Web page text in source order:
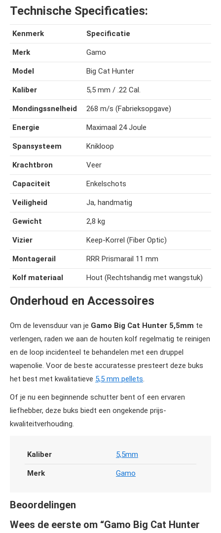
Technische Specificaties:
Kenmerk Specificatie
Merk Gamo
Model Big Cat Hunter
Kaliber 5,5 mm / .22 Cal.
Mondingssnelheid 268 m/s (Fabrieksopgave)
Energie Maximaal 24 Joule
Spansysteem Knikloop
Krachtbron Veer
Capaciteit Enkelschots
Veiligheid Ja, handmatig
Gewicht 2,8 kg
Vizier Keep-Korrel (Fiber Optic)
Montagerail RRR Prismarail 11 mm
Kolf materiaal Hout (Rechtshandig met wangstuk)
Onderhoud en Accessoires
Om de levensduur van je Gamo Big Cat Hunter 5,5mm te
verlengen, raden we aan de houten kolf regelmatig te reinigen
en de loop incidenteel te behandelen met een druppel
wapenolie. Voor de beste accuratesse presteert deze buks
het best met kwalitatieve 5,5 mm pellets.
Of je nu een beginnende schutter bent of een ervaren
liefhebber, deze buks biedt een ongekende prijs-
kwaliteitverhouding.
Kaliber 5,5mm
Merk Gamo
Beoordelingen
Wees de eerste om “Gamo Big Cat Hunter